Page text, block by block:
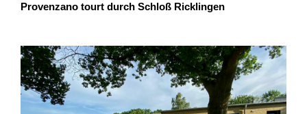
Provenzano tourt durch Schloß Ricklingen